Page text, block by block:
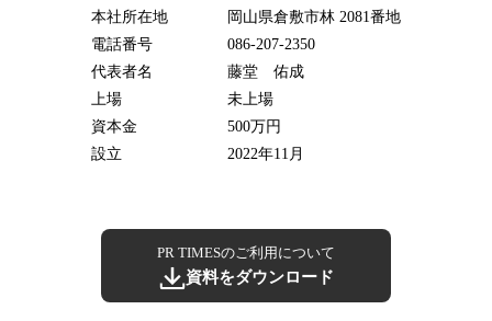
本社所在地
岡山県倉敷市林 2081番地
電話番号
086-207-2350
代表者名
藤堂 佑成
上場
未上場
資本金
500万円
設立
2022年11月
PR TIMESのご利用について
資料をダウンロード